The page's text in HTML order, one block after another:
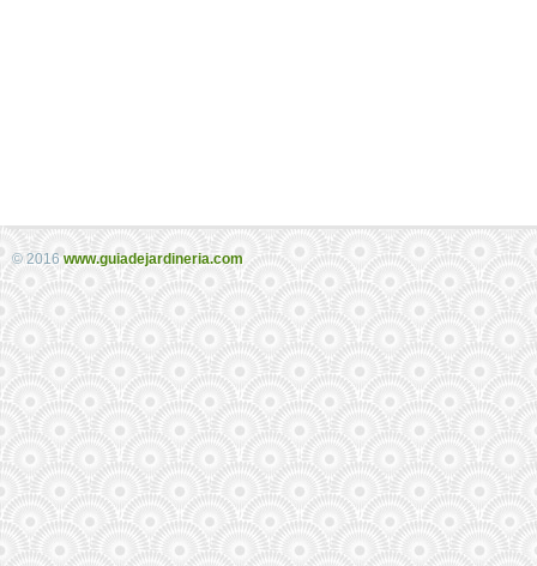
© 2016www.guiadejardineria.com